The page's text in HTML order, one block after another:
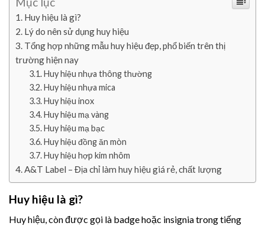
Huy hiệu là gì?
Lý do nên sử dụng huy hiệu
Tổng hợp những mẫu huy hiệu đẹp, phổ biến trên thị
trường hiện nay
Huy hiệu nhựa thông thường
Huy hiệu nhựa mica
Huy hiệu inox
Huy hiệu mạ vàng
Huy hiệu mạ bạc
Huy hiệu đồng ăn mòn
Huy hiệu hợp kim nhôm
A&T Label – Địa chỉ làm huy hiệu giá rẻ, chất lượng
Huy hiệu là gì?
Huy hiệu, còn được gọi là badge hoặc insignia trong tiếng